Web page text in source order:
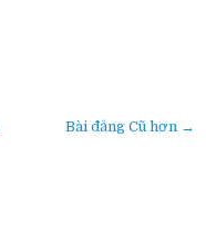
Bài đăng Cũ hơn →